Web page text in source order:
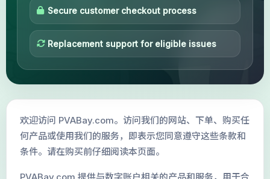
Gmail 账号 2024
Gmail 账号 2023
Gmail 账号 2022
Forwarding Gmail
Secure customer checkout process
Replacement support for eligible issues
欢迎访问 PVABay.com。访问我们的网站、下单、购买任
何产品或使用我们的服务，即表示您同意遵守这些条款和
条件。请在购买前仔细阅读本页面。